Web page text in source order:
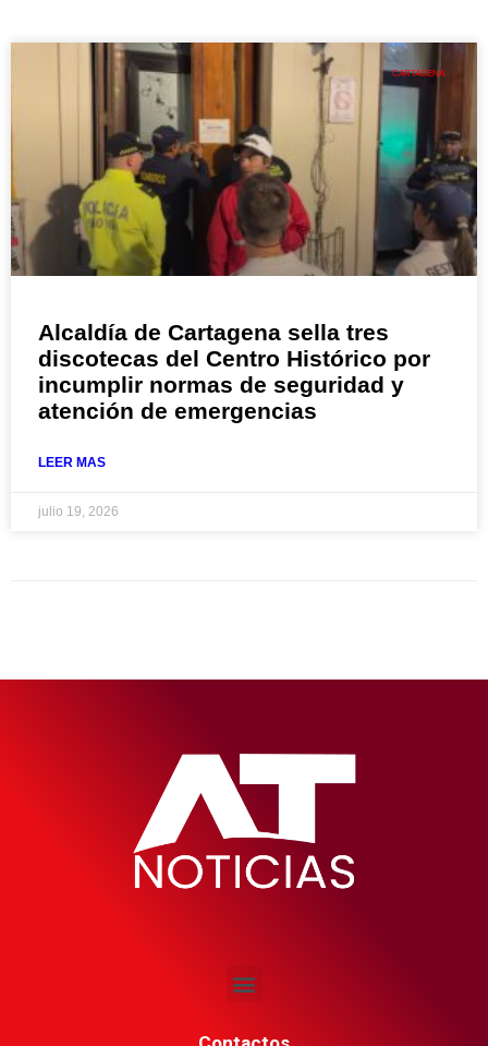
CARTAGENA
Alcaldía de Cartagena sella tres
discotecas del Centro Histórico por
incumplir normas de seguridad y
atención de emergencias
LEER MAS
julio 19, 2026